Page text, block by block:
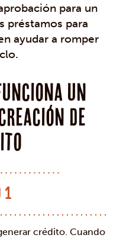
para un
préstamos para
ayudar a romper
un
de
1
crédito. Cuando